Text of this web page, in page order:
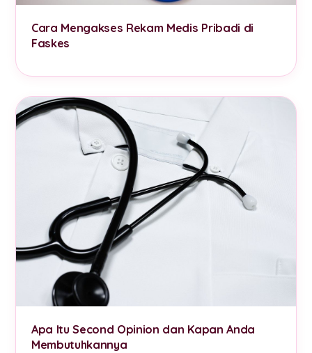
Cara Mengakses Rekam Medis Pribadi di
Faskes
Apa Itu Second Opinion dan Kapan Anda
Membutuhkannya